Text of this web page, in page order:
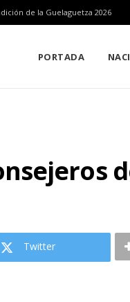
de la Guelaguetza 2026
PORTADA
Twitter